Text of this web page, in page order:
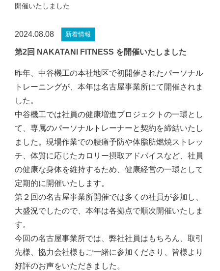
CSR
社会貢献への取り組み
SDGsへの取り組み
働きやすさへの取り組み
採用情報
新着情報
お問い合わせ
グループ会社一覧を見る
開催いたしました
2024.08.08 新着情報
第2回 NAKATANI FITNESS を開催いたしました
昨年、中谷機工の本社地区で初開催されたパーソナル
トレーニングが、本年は名古屋事業所にて開催されま
した。
中谷機工では社員の健康増進プロジェクトの一環とし
て、専属のパーソナルトレーナーと契約を締結いたし
ました。現場作業での腰痛予防や体脂肪燃焼ストレッ
チ、体質に応じたカロリー摂取アドバイスなど、社員
の健康な身体を維持するため、健康経営の一環として
定期的に開催いたします。
第２回の名古屋事業所開催では多くの社員が参加し、
大盛況でしたので、本年は各拠点で順次開催いたしま
す。
今回の名古屋事業所では、弊社社員はもちろん、取引
先様、協力会社様もご一緒に参加くださり、皆様より
好評のお声をいただきました。